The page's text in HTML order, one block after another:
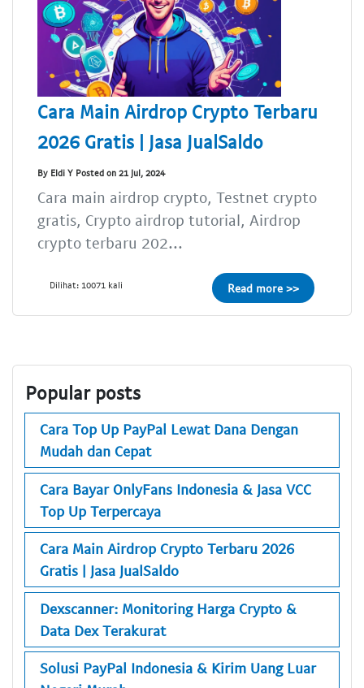
Cara Main Airdrop Crypto Terbaru
2026 Gratis | Jasa JualSaldo
By Eldi Y Posted on 21 Jul, 2024
Cara main airdrop crypto, Testnet crypto
gratis, Crypto airdrop tutorial, Airdrop
crypto terbaru 202...
Dilihat: 10071 kali Read more >>
Popular posts
Cara Top Up PayPal Lewat Dana Dengan
Mudah dan Cepat
Cara Bayar OnlyFans Indonesia & Jasa VCC
Top Up Terpercaya
Cara Main Airdrop Crypto Terbaru 2026
Gratis | Jasa JualSaldo
Dexscanner: Monitoring Harga Crypto &
Data Dex Terakurat
Solusi PayPal Indonesia & Kirim Uang Luar